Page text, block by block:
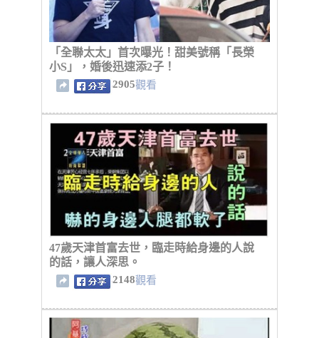
「全聯太太」首次曝光！甜美號稱「長榮
小S」，婚後迅速添2子！
2905觀看
47歲天津首富去世，臨走時給身邊的人說
的話，讓人深思。
2148觀看